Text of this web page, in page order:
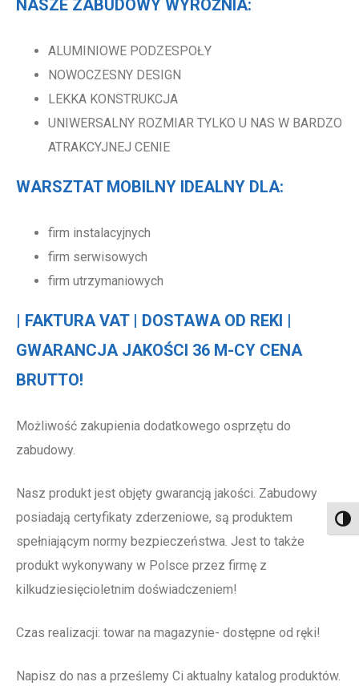
NASZE ZABUDOWY WYRÓŻNIA:
ALUMINIOWE PODZESPOŁY
NOWOCZESNY DESIGN
LEKKA KONSTRUKCJA
UNIWERSALNY ROZMIAR TYLKO U NAS W BARDZO
ATRAKCYJNEJ CENIE
WARSZTAT MOBILNY IDEALNY DLA:
firm instalacyjnych
firm serwisowych
firm utrzymaniowych
| FAKTURA VAT | DOSTAWA OD REKI |
GWARANCJA JAKOŚCI 36 M-CY CENA
BRUTTO!
Możliwość zakupienia dodatkowego osprzętu do
zabudowy.
Nasz produkt jest objęty gwarancją jakości. Zabudowy
posiadają certyfikaty zderzeniowe, są produktem
spełniającym normy bezpieczeństwa. Jest to także
produkt wykonywany w Polsce przez firmę z
kilkudziesięcioletnim doświadczeniem!
Czas realizacji: towar na magazynie- dostępne od ręki!
Napisz do nas a prześlemy Ci aktualny katalog produktów.